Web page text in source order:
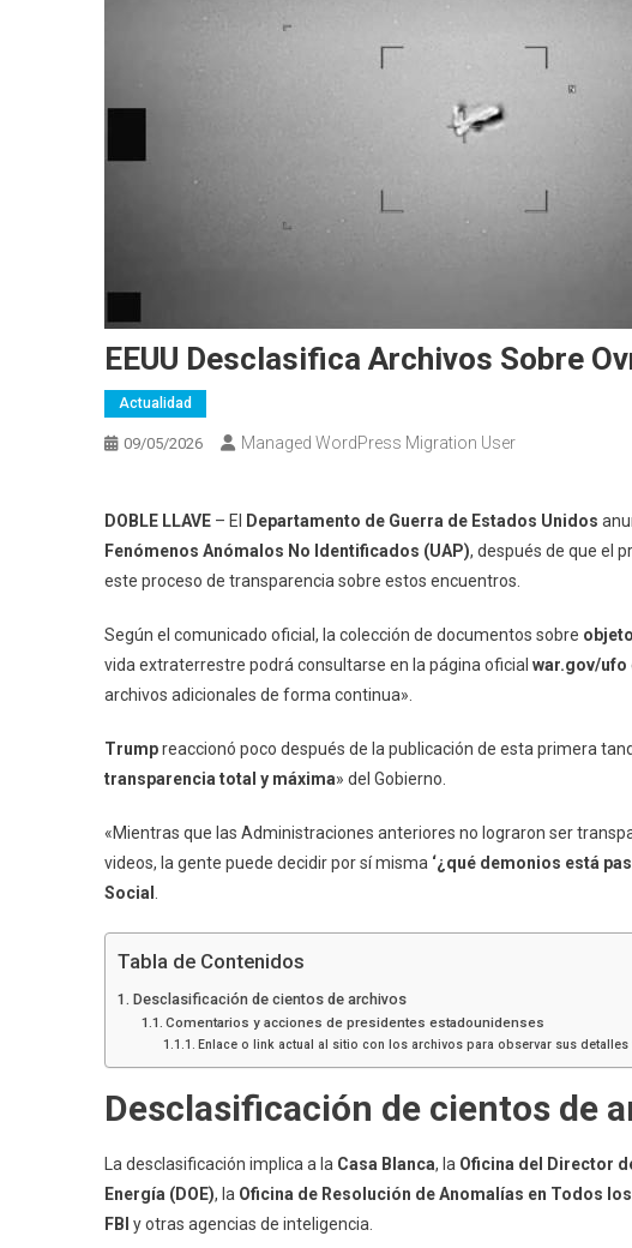
EEUU Desclasifica Archivos Sobre
Actualidad
09/05/2026 Managed WordPress Migration User
DOBLE LLAVE – El Departamento de Guerra de Estados Unidos
Fenómenos Anómalos No Identificados (UAP), después de que el
este proceso de transparencia sobre estos encuentros.
Según el comunicado oficial, la colección de documentos sobre
vida extraterrestre podrá consultarse en la página oficial war.gov/ufo
archivos adicionales de forma continua».
Trumpreaccionó poco después de la publicación de esta primera
transparencia total y máxima» del Gobierno.
«Mientras que las Administraciones anteriores no lograron ser
videos, la gente puede decidir por sí misma ‘¿qué demonios está
Social
Tabla de Contenidos
Desclasificación de cientos de archivos
Comentarios y acciones de presidentes estadounidenses
Enlace o link actual al sitio con los archivos para observar sus
Desclasificación de cientos de
La desclasificación implica a la Casa Blanca, la Oficina del Director
Energía (DOE), la Oficina de Resolución de Anomalías en Todos
FBI y otras agencias de inteligencia.